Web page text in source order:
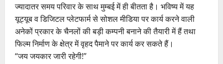
ज्यादातर समय परिवार के साथ मुम्बई में ही बीतता है। भविष्य में यह
यूट्यूब व डिजिटल प्लेटफार्म से सोशल मीडिया पर कार्य करने वाली
अनेकों प्रकार के चैनलों की बड़ी कम्पनी बनाने की तैयारी में हैं तथा
फिल्म निर्माण के क्षेत्र में वृहद पैमाने पर कार्य कर सकते हैं।
“जय जयकार जारी रहेगी!”